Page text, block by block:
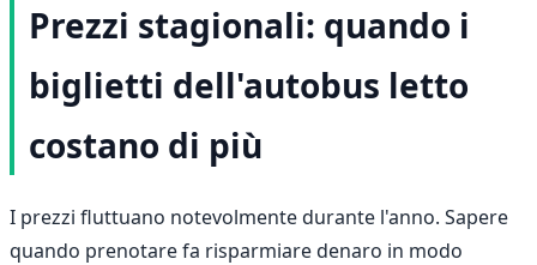
Prezzi stagionali: quando i
biglietti dell'autobus letto
costano di più
I prezzi fluttuano notevolmente durante l'anno. Sapere
quando prenotare fa risparmiare denaro in modo